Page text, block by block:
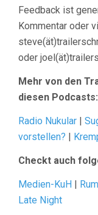
Feedback ist
Kommentar oder
oder
Mehr von den
diesen Podcasts:
Radio Nukular |
vorstellen? |
Checkt auch
Medien-KuH |
Late Night